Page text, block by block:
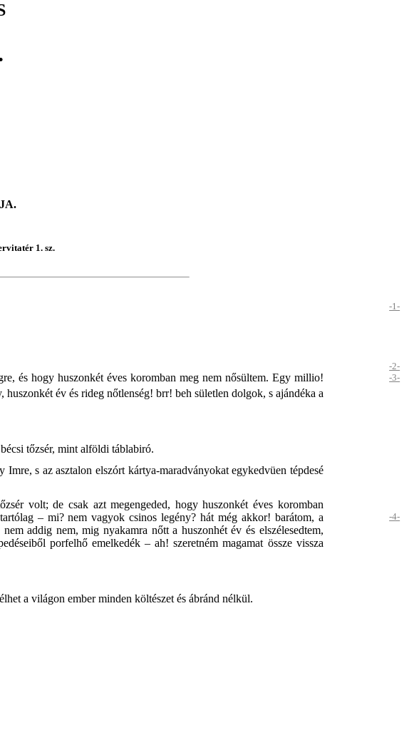
1. sz.
-1-
-2-
-3-
és hogy huszonkét éves koromban meg nem nősültem. Egy millio!
év és rideg nőtlenség! brr! beh sületlen dolgok, s ajándéka a
tőzsér, mint alföldi táblabiró.
s az asztalon elszórt kártya-maradványokat egykedvüen tépdesé
volt; de csak azt megengeded, hogy huszonkét éves koromban
– mi? nem vagyok csinos legény? hát
-4-
még akkor! barátom, a
addig nem, mig nyakamra nőtt a huszonhét év és elszélesedtem,
porfelhő emelkedék – ah! szeretném magamat össze vissza
a világon ember minden költészet és ábránd nélkül.